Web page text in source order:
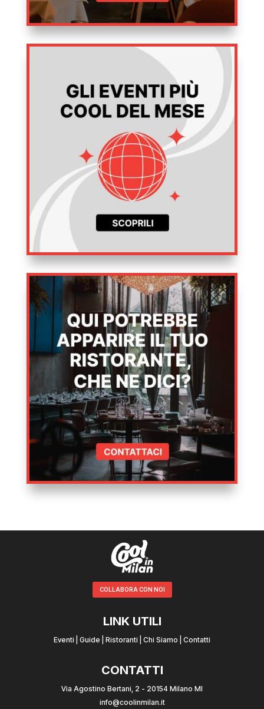
COLLABORA CON NOI
LINK UTILI
Eventi Guide Ristoranti Chi Siamo Contatti
CONTATTI
Via Agostino Bertani, 2 - 20154 Milano MI
info@coolinmilan.it